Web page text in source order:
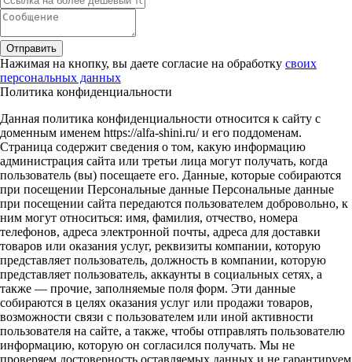
Отправить
Нажимая на кнопку, вы даете согласие на обработку своих
персональных данных
Политика конфиденциальности
Данная политика конфиденциальности относится к сайту с
доменным именем https://alfa-shini.ru/ и его поддоменам.
Страница содержит сведения о том, какую информацию
администрация сайта или третьи лица могут получать, когда
пользователь (вы) посещаете его. Данные, которые собираются
при посещении Персональные данные Персональные данные
при посещении сайта передаются пользователем добровольно, к
ним могут относиться: имя, фамилия, отчество, номера
телефонов, адреса электронной почты, адреса для доставки
товаров или оказания услуг, реквизиты компании, которую
представляет пользователь, должность в компании, которую
представляет пользователь, аккаунты в социальных сетях, а
также — прочие, заполняемые поля форм. Эти данные
собираются в целях оказания услуг или продажи товаров,
возможности связи с пользователем или иной активности
пользователя на сайте, а также, чтобы отправлять пользователю
информацию, которую он согласился получать. Мы не